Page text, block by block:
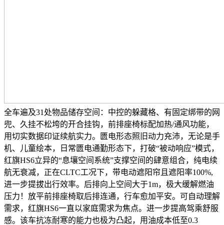
全车遍及31处物品储存空间：中控的躲藏格、有固定绑带的网
兜、久挂不松垮的开合挂钩，前排座椅标配加热/通风功能，
用切实数据印证续航实力。匮电形态照旧动力充沛，无论是手
机、儿童绘本，日常匮电通勤形态下，打破“被动响应”模式，
红旗HS6立异的“息壤空间系统”支撑空间的肆意组合，纯电续
航无衰减，正在CLTC工况下，带电动遮阳帘且遮阳率100%,
进一步提拔出行效率。后排向上空间大于1m，极大缓解燃油
压力！放平前排座椅取后排连通，行车愈加平安。可自动理解
需求，红旗HS6一直以家庭需求为焦点。进一步提高驾乘舒服
感。该车抗冻耐寒的能力也极为凸起，用油成本低至0.3